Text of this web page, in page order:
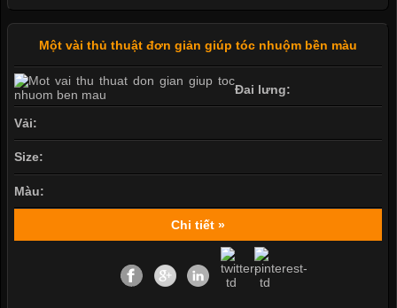
Một vài thủ thuật đơn giản giúp tóc nhuộm bền màu
Đai lưng:
Vải:
Size:
Màu:
Chi tiết »